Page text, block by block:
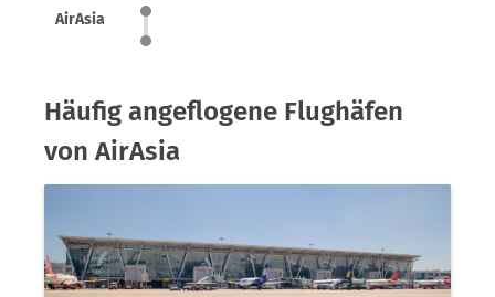
AirAsia
Häufig angeflogene Flughäfen
von AirAsia